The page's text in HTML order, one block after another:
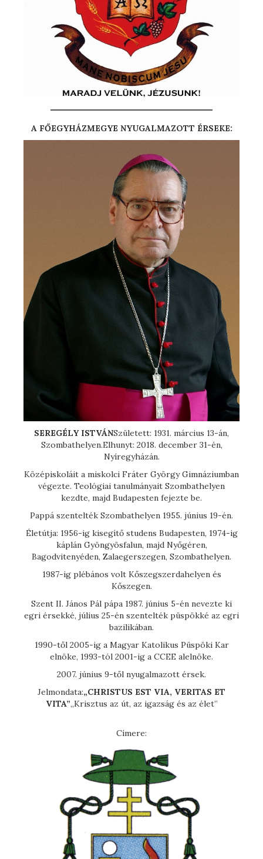
A FŐEGYHÁZMEGYE NYUGALMAZOTT ÉRSEKE:
SEREGÉLY ISTVÁNSzületett: 1931. március 13-án,
Szombathelyen.Elhunyt: 2018. december 31-én,
Nyíregyházán.
Középiskoláit a miskolci Fráter György Gimnáziumban
végezte. Teológiai tanulmányait Szombathelyen
kezdte, majd Budapesten fejezte be.
Pappá szentelték Szombathelyen 1955. június 19-én.
Életútja: 1956-ig kisegítő studens Budapesten, 1974-ig
káplán Gyöngyösfalun, majd Nyőgéren,
Bagodvitenyéden, Zalaegerszegen, Szombathelyen.
1987-ig plébános volt Kőszegszerdahelyen és
Kőszegen.
Szent II. János Pál pápa 1987. június 5-én nevezte ki
egri érsekké, július 25-én szentelték püspökké az egri
bazilikában.
1990-től 2005-ig a Magyar Katolikus Püspöki Kar
elnöke, 1993-tól 2001-ig a CCEE alelnöke.
2007. június 9-től nyugalmazott érsek.
Jelmondata:„CHRISTUS EST VIA, VERITAS ET
VITA”„Krisztus az út, az igazság és az élet”
Címere: